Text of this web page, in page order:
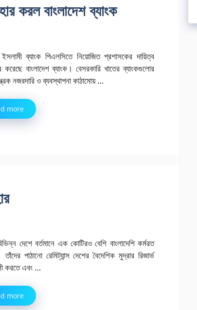
করল বাংলাদেশ ব্যাংক
ব্যাংক পিএলসিতে নিয়োজিত প্রশাসকের দায়িত্ব
করেছে বাংলাদেশ ব্যাংক। বেসরকারি খাতের ব্যাংকগুলোর
নজরদারি ও ব্যবস্থাপনা কাঠামোয় …
more
দেশে বর্তমানে এক কোটিরও বেশি বাংলাদেশি কর্মরত
পাঠানো রেমিট্যান্স দেশের বৈদেশিক মুদ্রার রিজার্ভ
করতে এবং …
more